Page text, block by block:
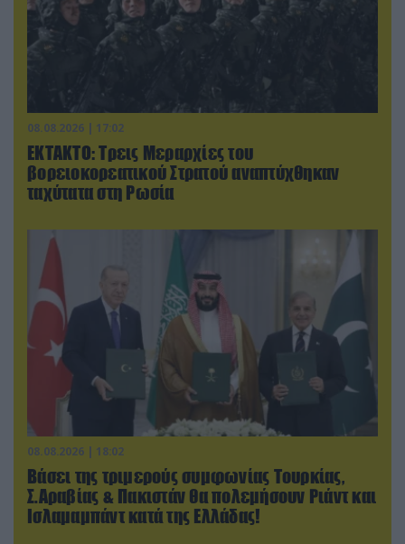
08.08.2026 | 17:02
ΕΚΤΑΚΤΟ: Τρεις Μεραρχίες του
βορειοκορεατικού Στρατού αναπτύχθηκαν
ταχύτατα στη Ρωσία
08.08.2026 | 18:02
Βάσει της τριμερούς συμφωνίας Τουρκίας,
Σ.Αραβίας & Πακιστάν θα πολεμήσουν Ριάντ και
Ισλαμαμπάντ κατά της Ελλάδας!